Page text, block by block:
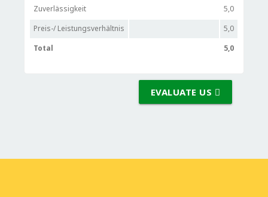
Zuverlässigkeit
5,0
Preis-/ Leistungsverhältnis
5,0
Total
5,0
EVALUATE US